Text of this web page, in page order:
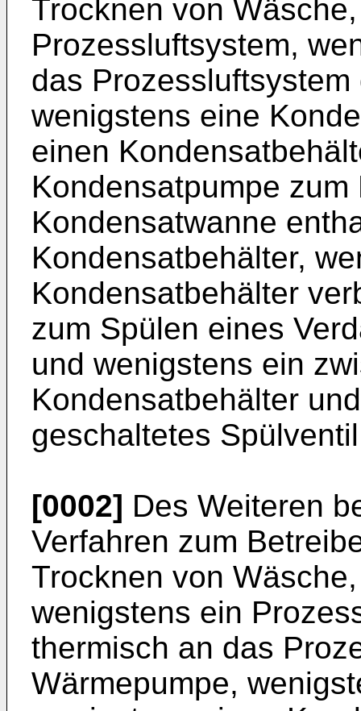
Trocknen von
Prozessluftsystem,
das
wenigstens eine
einen
Kondensatpumpe
Kondensatwanne
Kondensatbehälter,
Kondensatbehälter
zum Spülen eines
und wenigstens ein
Kondensatbehälter
geschaltetes
[0002] Des Weiteren
Verfahren zum
Trocknen von
wenigstens ein
thermisch an das
Wärmepumpe,